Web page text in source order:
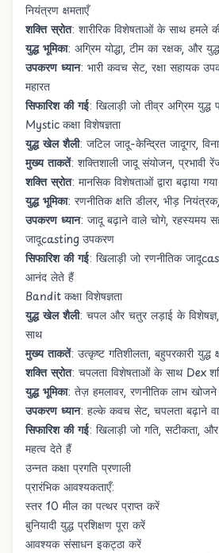
नियंत्रण क्षमताएँ
शक्ति स्रोत: शारीरिक विशेषताओं के साथ हमले
युद्ध भूमिका: अग्रिम योद्धा, टीम का रक्षक, और
उपकरण ध्यान: भारी कवच सेट, रक्षा सहायक
महारत
सिफारिश की गई: खिलाड़ी जो तीव्र अग्रिम
Mystic कक्षा विशेषज्ञता
युद्ध खेल शैली: जटिल जादू-केन्द्रित जादूगर,
मुख्य ताकतें: शक्तिशाली जादू संयोजन, प्रभावी
शक्ति स्रोत: मानसिक विशेषताओं द्वारा बढ़ाया
युद्ध भूमिका: रणनीतिक क्षति डीलर, भीड़
उपकरण ध्यान: जादू बढ़ाने वाले चोगे, रहस्यमय
जादूcasting उपकरण
सिफारिश की गई: खिलाड़ी जो रणनीतिक
आनंद लेते हैं
Bandit कक्षा विशेषज्ञता
युद्ध खेल शैली: चपल और चतुर लड़ाई के
साथ
मुख्य ताकतें: उत्कृष्ट गतिशीलता, बहुपरकारी युद्ध
शक्ति स्रोत: चपलता विशेषताओं के साथ Dex
युद्ध भूमिका: तेज़ हमलावर, रणनीतिक लाभ खोजने
उपकरण ध्यान: हल्के कवच सेट, चपलता बढ़ाने
सिफारिश की गई: खिलाड़ी जो गति, सटीकता,
महत्व देते हैं
उन्नत कक्षा प्रगति प्रणाली
प्रारंभिक आवश्यकताएँ:
स्तर 10 मील का पत्थर प्राप्त करें
बुनियादी युद्ध प्रशिक्षण पूरा करें
आवश्यक संसाधन इकट्ठा करें